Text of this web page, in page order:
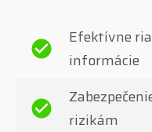
Efektívne
informácie
rizikám